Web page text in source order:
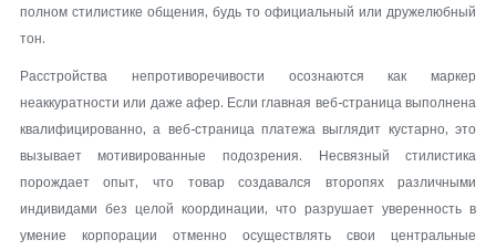
полном стилистике общения, будь то официальный или дружелюбный
тон.
Расстройства непротиворечивости осознаются как маркер
неаккуратности или даже афер. Если главная веб-страница выполнена
квалифицированно, а веб-страница платежа выглядит кустарно, это
вызывает мотивированные подозрения. Несвязный стилистика
порождает опыт, что товар создавался второпях различными
индивидами без целой координации, что разрушает уверенность в
умение корпорации отменно осуществлять свои центральные